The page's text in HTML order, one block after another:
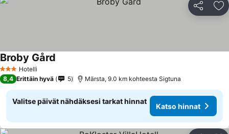
Jaa
3 Tähtiluokitus
Hotelli
Broby Gård
8,4 Erittäin hyvä 5 Märsta, 9.0 km kohteesta Sigtuna
Valitse päivät nähdäksesi tarkat hinnat
Katso hinnat